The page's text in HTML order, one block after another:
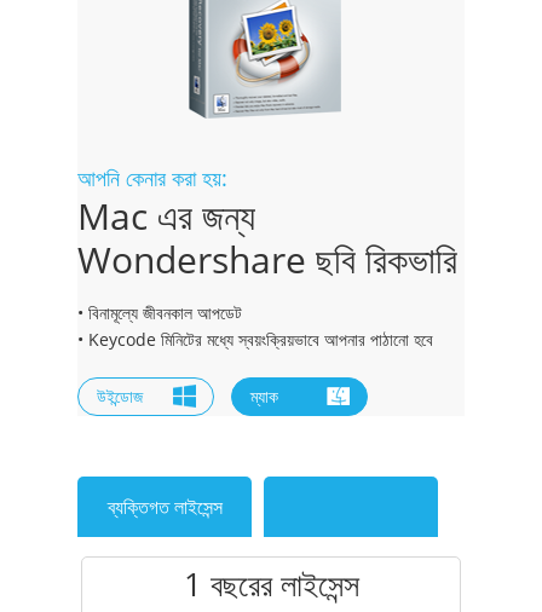
আপনি কেনার করা হয়:
Mac এর জন্য
Wondershare ছবি রিকভারি
• বিনামূল্যে জীবনকাল আপডেট
• Keycode মিনিটের মধ্যে স্বয়ংক্রিয়ভাবে আপনার পাঠানো হবে
উইন্ডোজ ম্যাক
ব্যক্তিগত লাইসেন্স
1 বছরের লাইসেন্স